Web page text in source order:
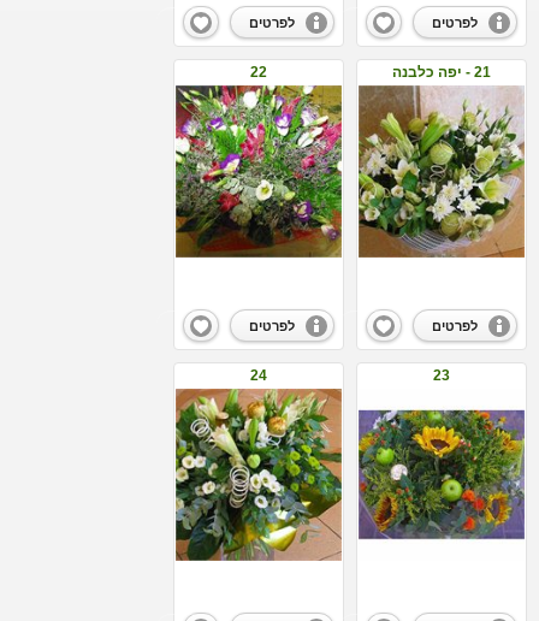
לפרטים לפרטים
21 - יפה כלבנה
לפרטים
22
לפרטים
23
24